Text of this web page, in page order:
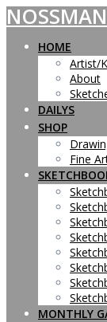
Skip
to
content
NOSSMANN
HOME
Artist/
About
DAILYS
SHOP
Fine
MONTHLY